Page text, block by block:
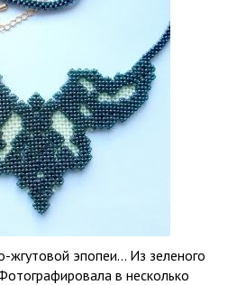
эпопеи… Из зеленого
в несколько